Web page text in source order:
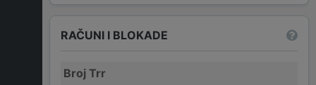
RAČUNI I BLOKADE
Broj Trr